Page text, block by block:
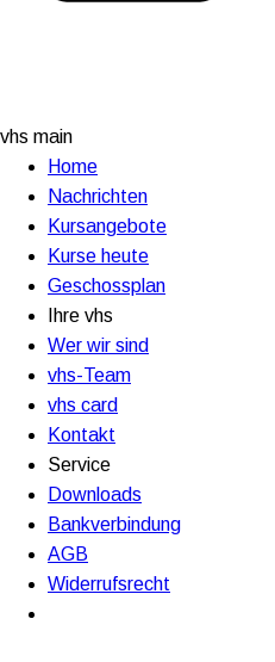
vhs main
Home
Nachrichten
Kursangebote
Kurse heute
Geschossplan
Ihre vhs
Wer wir sind
vhs-Team
vhs card
Kontakt
Service
Downloads
Bankverbindung
AGB
Widerrufsrecht